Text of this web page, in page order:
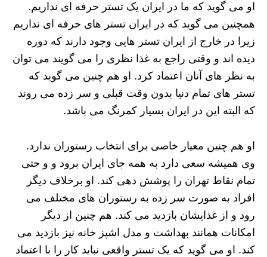
او می گوید که ما در ایران یک تستر حرفه ای نداریم.
همچنین می گوید که در ایران تستر های حرفه ای نداریم
زیرا در خارج از ایران تستر هایی وجود دارند که دوره
دیده اند و وقتی راجع به غذا نظری را می گویند می توان
به نظر های آنان اعتماد کرد. او هم چنین می گوید که
تستر های تمام دنیا بدون وقت قبلی و سر زده می روند
که البته این در ایران بسیار کمرنگ می باشد.
او هم چنین معیار خاصی برای انتخاب رستوران ندارد.
وی همیشه سعی دارد به همه جای ایران برود و و حتی
تمام نقاط تهران را پوشش دهی کند. او برخلاف دیگر
افراد به صورت سر زده به رستوران های مختلف می
رود و از غذایشان بازدید می کند. هم چنین از دیگر
امکانات همانند بهداشت و مدل اشپز خانه نیز بازدید می
کند. او می گوید که یک تستر واقعی نباید کار را با اعتماد